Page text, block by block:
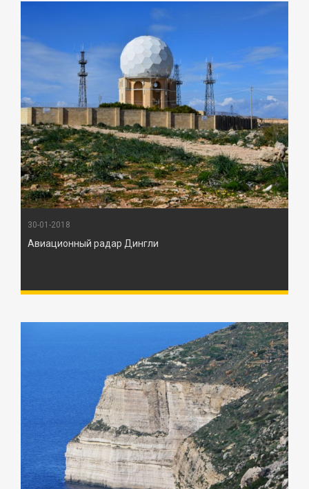
30-01-2018
Авиационный радар Дингли